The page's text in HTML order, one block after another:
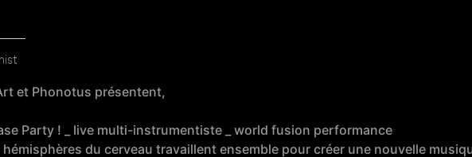
et Phonotus présentent,
Party ! _ live multi-instrumentiste _ world fusion performance
hémisphères du cerveau travaillent ensemble pour créer une nouvelle